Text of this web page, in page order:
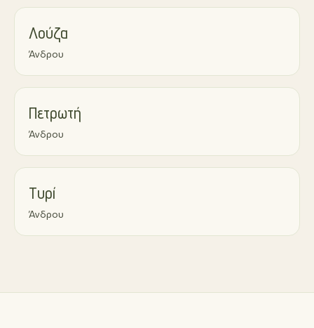
Λούζα
Άνδρου
Πετρωτή
Άνδρου
Τυρί
Άνδρου